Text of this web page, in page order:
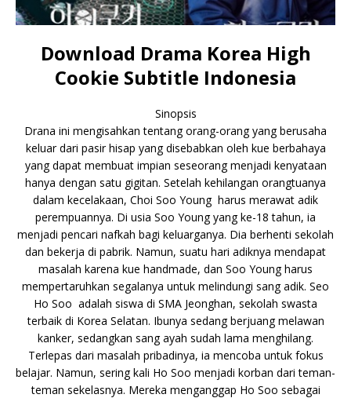
Download Drama Korea High
Cookie Subtitle Indonesia
Sinopsis
Drana ini mengisahkan tentang orang-orang yang berusaha
keluar dari pasir hisap yang disebabkan oleh kue berbahaya
yang dapat membuat impian seseorang menjadi kenyataan
hanya dengan satu gigitan. Setelah kehilangan orangtuanya
dalam kecelakaan, Choi Soo Young harus merawat adik
perempuannya. Di usia Soo Young yang ke-18 tahun, ia
menjadi pencari nafkah bagi keluarganya. Dia berhenti sekolah
dan bekerja di pabrik. Namun, suatu hari adiknya mendapat
masalah karena kue handmade, dan Soo Young harus
mempertaruhkan segalanya untuk melindungi sang adik. Seo
Ho Soo adalah siswa di SMA Jeonghan, sekolah swasta
terbaik di Korea Selatan. Ibunya sedang berjuang melawan
kanker, sedangkan sang ayah sudah lama menghilang.
Terlepas dari masalah pribadinya, ia mencoba untuk fokus
belajar. Namun, sering kali Ho Soo menjadi korban dari teman-
teman sekelasnya. Mereka menganggap Ho Soo sebagai